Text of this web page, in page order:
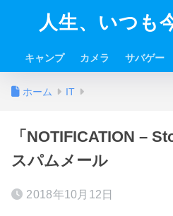
人生、いつも
キャンプ カメラ サバゲー
ホーム IT
「NOTIFICATION –
スパムメール
2018年10月12日